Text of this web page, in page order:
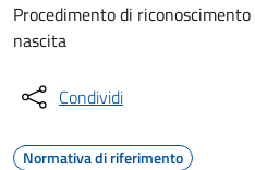
Procedimento di
nascita
Condividi
Normativa di riferimento